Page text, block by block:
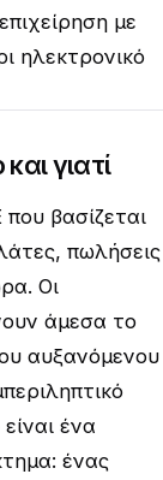
με
ηλεκτρονικό
γιατί
βασίζεται
πωλήσεις
Οι
άμεσα το
αυξανόμενου
ένα
ένας